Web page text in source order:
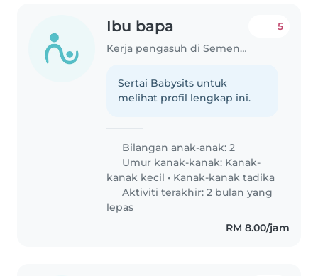
Ibu bapa
Kerja pengasuh di Semenyih
5
Sertai Babysits untuk
melihat profil lengkap ini.
Bilangan anak-anak: 2
Umur kanak-kanak: Kanak-
kanak kecil • Kanak-kanak tadika
Aktiviti terakhir: 2 bulan yang
lepas
RM 8.00/jam